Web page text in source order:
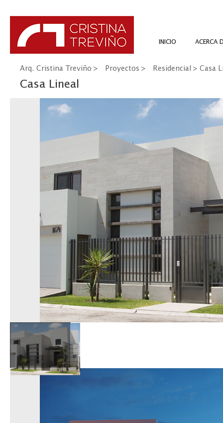
INICIO ACERCA
Arq. Cristina Treviño > Proyectos > Residencial > Casa
Casa Lineal